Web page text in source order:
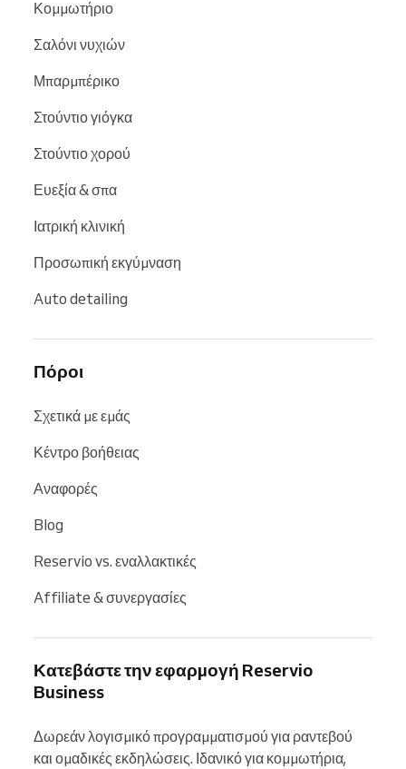
Κομμωτήριο
Σαλόνι νυχιών
Μπαρμπέρικο
Στούντιο γιόγκα
Στούντιο χορού
Ευεξία & σπα
Ιατρική κλινική
Προσωπική εκγύμναση
Auto detailing
Πόροι
Σχετικά με εμάς
Κέντρο βοήθειας
Αναφορές
Blog
Reservio vs. εναλλακτικές
Affiliate & συνεργασίες
Κατεβάστε την εφαρμογή Reservio
Business
Δωρεάν λογισμικό προγραμματισμού για ραντεβού
και ομαδικές εκδηλώσεις. Ιδανικό για κομμωτήρια,